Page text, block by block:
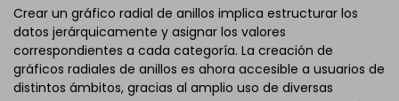
Crear un gráfico radial de anillos implica estructurar los
datos jerárquicamente y asignar los valores
correspondientes a cada categoría. La creación de
gráficos radiales de anillos es ahora accesible a usuarios de
distintos ámbitos, gracias al amplio uso de diversas